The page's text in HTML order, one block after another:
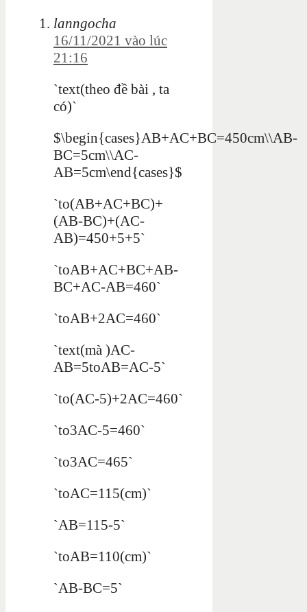
lanngocha
16/11/2021 vào lúc
21:16
`text(theo đề bài , ta
có)`
$\begin{cases}AB+AC+BC=450cm\\AB-
BC=5cm\\AC-
AB=5cm\end{cases}$
`to(AB+AC+BC)+
(AB-BC)+(AC-
AB)=450+5+5`
`toAB+AC+BC+AB-
BC+AC-AB=460`
`toAB+2AC=460`
`text(mà )AC-
AB=5toAB=AC-5`
`to(AC-5)+2AC=460`
`to3AC-5=460`
`to3AC=465`
`toAC=115(cm)`
`AB=115-5`
`toAB=110(cm)`
`AB-BC=5`